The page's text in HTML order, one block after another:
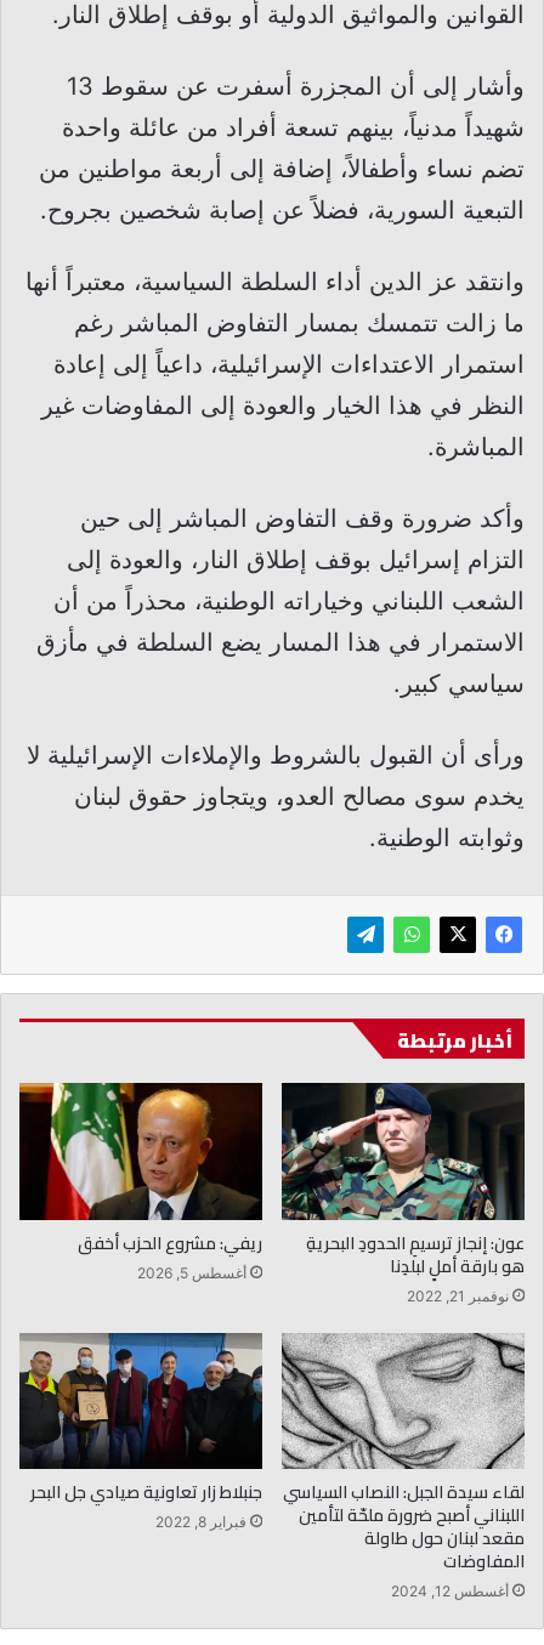
القوانين والمواثيق الدولية أو بوقف إطلاق النار.
وأشار إلى أن المجزرة أسفرت عن سقوط 13
شهيداً مدنياً، بينهم تسعة أفراد من عائلة واحدة
تضم نساء وأطفالاً، إضافة إلى أربعة مواطنين من
التبعية السورية، فضلاً عن إصابة شخصين بجروح.
وانتقد عز الدين أداء السلطة السياسية، معتبراً أنها
ما زالت تتمسك بمسار التفاوض المباشر رغم
استمرار الاعتداءات الإسرائيلية، داعياً إلى إعادة
النظر في هذا الخيار والعودة إلى المفاوضات غير
المباشرة.
وأكد ضرورة وقف التفاوض المباشر إلى حين
التزام إسرائيل بوقف إطلاق النار، والعودة إلى
الشعب اللبناني وخياراته الوطنية، محذراً من أن
الاستمرار في هذا المسار يضع السلطة في مأزق
سياسي كبير.
ورأى أن القبول بالشروط والإملاءات الإسرائيلية لا
يخدم سوى مصالح العدو، ويتجاوز حقوق لبنان
وثوابته الوطنية.
أخبار مرتبطة
عون: إنجاز ترسيمِ الحدودِ البحريةِ
هو بارقة أملٍ لبلدِنا
نوفمبر 21, 2022
ريفي: مشروع الحزب أخفق
أغسطس 5, 2026
لقاء سيدة الجبل: النصاب السياسي
اللبناني أصبح ضرورة ملحّة لتأمين
مقعد لبنان حول طاولة
المفاوضات
أغسطس 12, 2024
جنبلاط زار تعاونية صيادي جل البحر
فبراير 8, 2022